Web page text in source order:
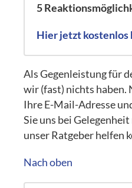
5
Hier jetzt
Als Gegenleistung für
wir (fast) nichts haben.
Ihre E-Mail-Adresse
Sie uns bei
unser Ratgeber helfen
Nach oben